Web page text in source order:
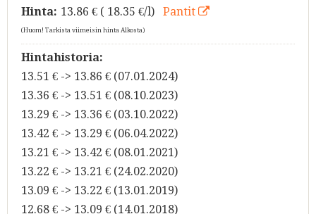
Hinta: 13.86 € ( 18.35 €/l) Pantit
(Huom! Tarkista viimeisin hinta Alkosta)
Hintahistoria:
13.51 € -> 13.86 € (07.01.2024)
13.36 € -> 13.51 € (08.10.2023)
13.29 € -> 13.36 € (03.10.2022)
13.42 € -> 13.29 € (06.04.2022)
13.21 € -> 13.42 € (08.01.2021)
13.22 € -> 13.21 € (24.02.2020)
13.09 € -> 13.22 € (13.01.2019)
12.68 € -> 13.09 € (14.01.2018)